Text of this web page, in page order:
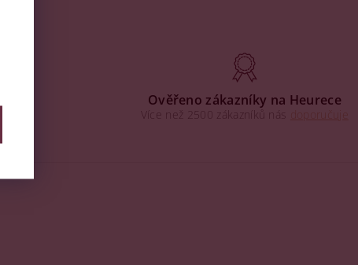
Ověřeno zákazníky na Heurece
Více než 2500 zákazníků nás